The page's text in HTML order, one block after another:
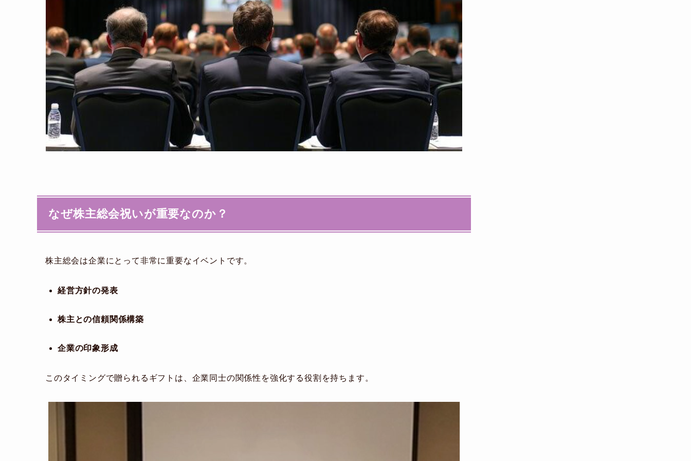
なぜ株主総会祝いが重要なのか？
株主総会は企業にとって非常に重要なイベントです。
経営方針の発表
株主との信頼関係構築
企業の印象形成
このタイミングで贈られるギフトは、企業同士の関係性を強化する役割を持ちます。